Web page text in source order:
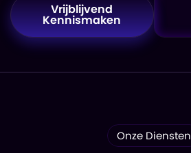
Vrijblijvend
Kennismaken
Onze Diensten